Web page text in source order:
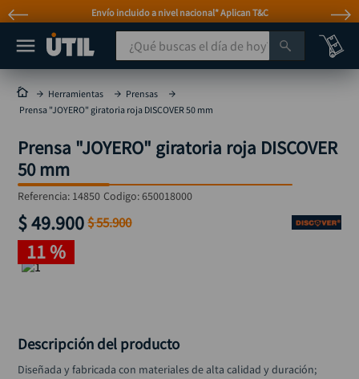
Envío incluido a nivel nacional* Aplican T&C
¿Qué buscas el día de hoy?
Herramientas
Prensas
Prensa "JOYERO" giratoria roja DISCOVER 50 mm
Prensa "JOYERO" giratoria roja DISCOVER
50 mm
Referencia: 14850 Codigo:650018000
$49.900 $55.900
11 %
Descripción del producto
Diseñada y fabricada con materiales de alta calidad y duración;
MÁS BUSCADOS
taladro
taladros pulidoras
compresor
llave
sierra circular
ruteadora
rueda
alicate